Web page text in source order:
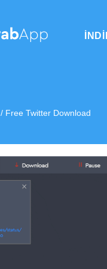
/ Free Twitter Download